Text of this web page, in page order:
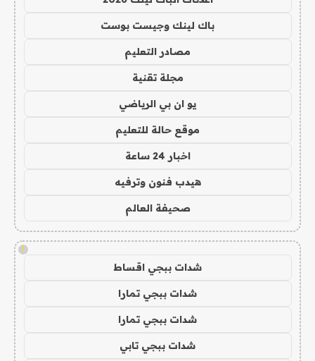
باك لينك وجيست بوست
مصادر التعليم
مجلة تقنية
يو ان بي الرياضي
موقع حالة للتعليم
اخبار 24 ساعة
هيدب فنون وترفيه
صحيفة العالم
!
شدات ببجي اقساط
شدات ببجي تمارا
شدات ببجي تمارا
شدات ببجي تابي